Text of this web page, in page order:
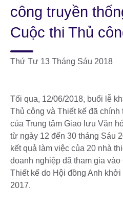
công truyền
Cuộc thi Thủ
Thứ Tư 13 Tháng Sáu 2018
Tối qua, 12/06/2018, buổi lễ
Thủ công và Thiết kế đã
của Trung tâm Giao lưu Văn
từ ngày 12 đến 30 tháng Sáu
kết quả làm việc của 20 nhà
doanh nghiệp đã tham gia
Thiết kế do Hội đồng Anh
2017.